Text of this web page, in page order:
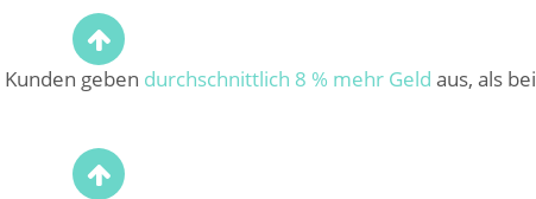
Kunden geben durchschnittlich 8 % mehr Geld aus, als bei